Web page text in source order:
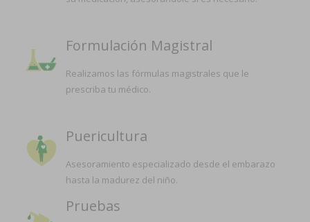
Formulación Magistral
Realizamos las fórmulas magistrales que le
prescriba tu médico.
Puericultura
Asesoramiento especializado desde el embarazo
hasta la madurez del niño.
Pruebas